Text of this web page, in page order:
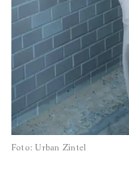
Foto: Urban Zintel